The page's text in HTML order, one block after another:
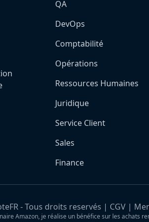
QA
DevOps
Comptabilité
Opérations
Ressources Humaines
Juridique
Service Client
Sales
Finance
- Tous droits reservés | CGV |
Amazon, je réalise un bénéfice sur les achats